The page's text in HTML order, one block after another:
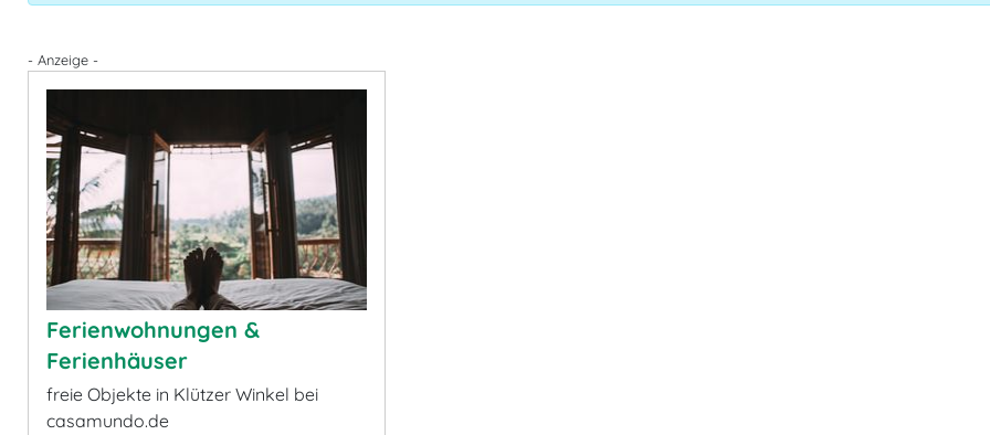
- Anzeige -
Ferienwohnungen &
Ferienhäuser
freie Objekte in Klützer Winkel bei
casamundo.de